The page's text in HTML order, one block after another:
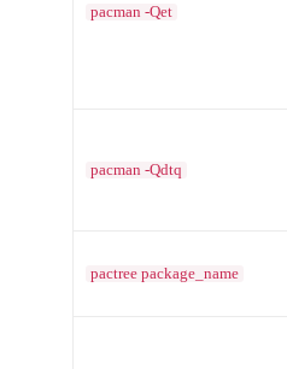
pacman -Qet
pacman -Qdtq
pactree package_name